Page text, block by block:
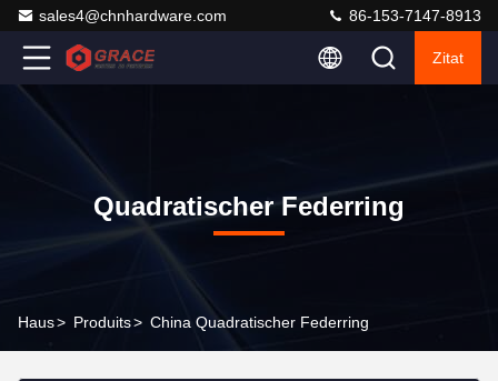
sales4@chnhardware.com 86-153-7147-8913
Zitat
Quadratischer Federring
Haus> Produits> China Quadratischer Federring